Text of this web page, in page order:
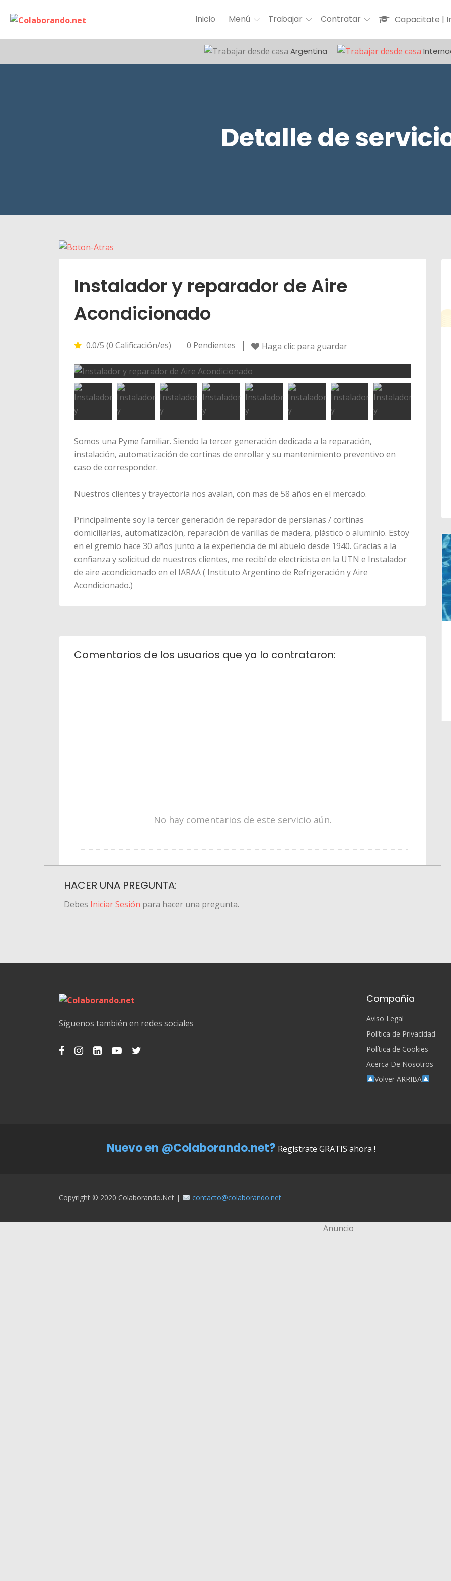
Inicio Menú Trabajar Contratar Capacitate |
Argentina
Detalle de
Instalador y reparador de Aire
Acondicionado
0.0/5 (0 Calificación/es) 0 Pendientes Haga clic para guardar
Somos una Pyme familiar. Siendo la tercer generación dedicada a la reparación,
instalación, automatización de cortinas de enrollar y su mantenimiento preventivo en
caso de corresponder.
Nuestros clientes y trayectoria nos avalan, con mas de 58 años en el mercado.
Principalmente soy la tercer generación de reparador de persianas / cortinas
domiciliarias, automatización, reparación de varillas de madera, plástico o aluminio. Estoy
en el gremio hace 30 años junto a la experiencia de mi abuelo desde 1940. Gracias a la
confianza y solicitud de nuestros clientes, me recibí de electricista en la UTN e Instalador
de aire acondicionado en el IARAA ( Instituto Argentino de Refrigeración y Aire
Acondicionado.)
Comentarios de los usuarios que ya lo contrataron:
No hay comentarios de este servicio aún.
HACER UNA PREGUNTA:
Debes Iniciar Sesión para hacer una pregunta.
Síguenos también en redes sociales
Compañía
Aviso Legal
Política de Privacidad
Política de Cookies
Acerca De Nosotros
Volver ARRIBA
Nuevo en @Colaborando.net? Regístrate GRATIS ahora !
Copyright © 2020 Colaborando.net | contacto@colaborando.net
Anuncio